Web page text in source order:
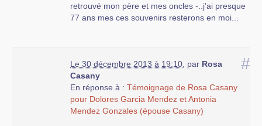
retrouvé mon père et mes oncles -..j’ai presque
77 ans mes ces souvenirs resterons en moi...
#
Le 30 décembre 2013 à 19:10 par Rosa
Casany
En réponse à : Témoignage de Rosa Casany
pour Dolores Garcia Mendez et Antonia
Mendez Gonzales (épouse Casany)